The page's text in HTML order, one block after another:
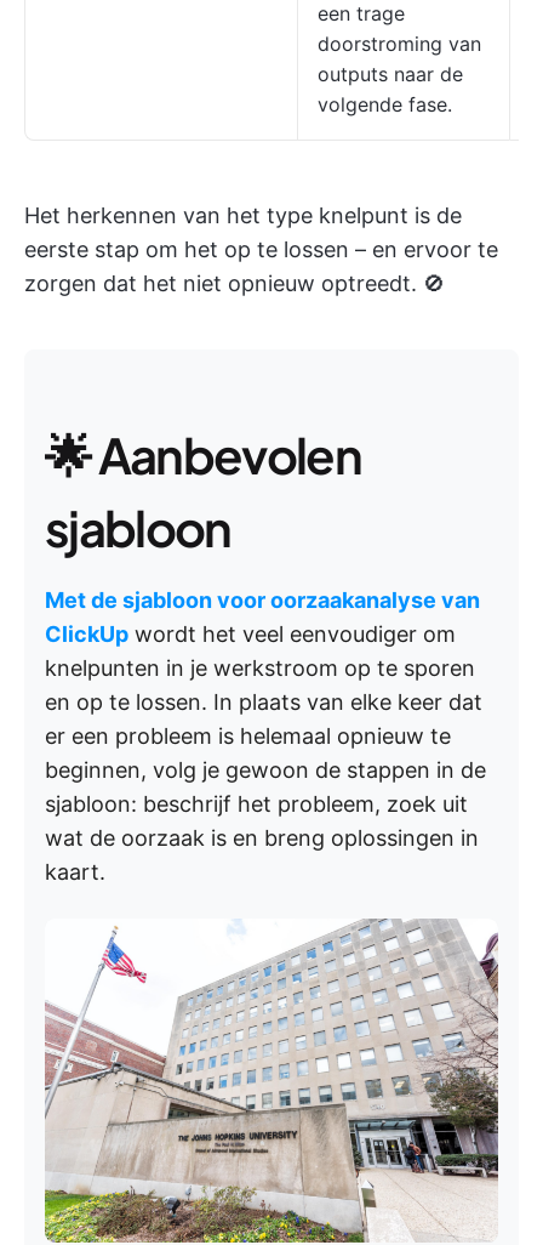
een trage
doorstroming van
outputs naar de
volgende fase.
Het herkennen van het type knelpunt is de
eerste stap om het op te lossen – en ervoor te
zorgen dat het niet opnieuw optreedt. 🚫
🌟 Aanbevolen
sjabloon
Met de sjabloon voor oorzaakanalyse van
ClickUp wordt het veel eenvoudiger om
knelpunten in je werkstroom op te sporen
en op te lossen. In plaats van elke keer dat
er een probleem is helemaal opnieuw te
beginnen, volg je gewoon de stappen in de
sjabloon: beschrijf het probleem, zoek uit
wat de oorzaak is en breng oplossingen in
kaart.